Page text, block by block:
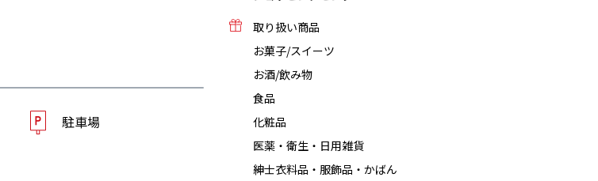
取り扱い商品
お菓子/スイーツ
お酒/飲み物
食品
化粧品
医薬・衛生・日用雑貨
紳士衣料品・服飾品・かばん
駐車場